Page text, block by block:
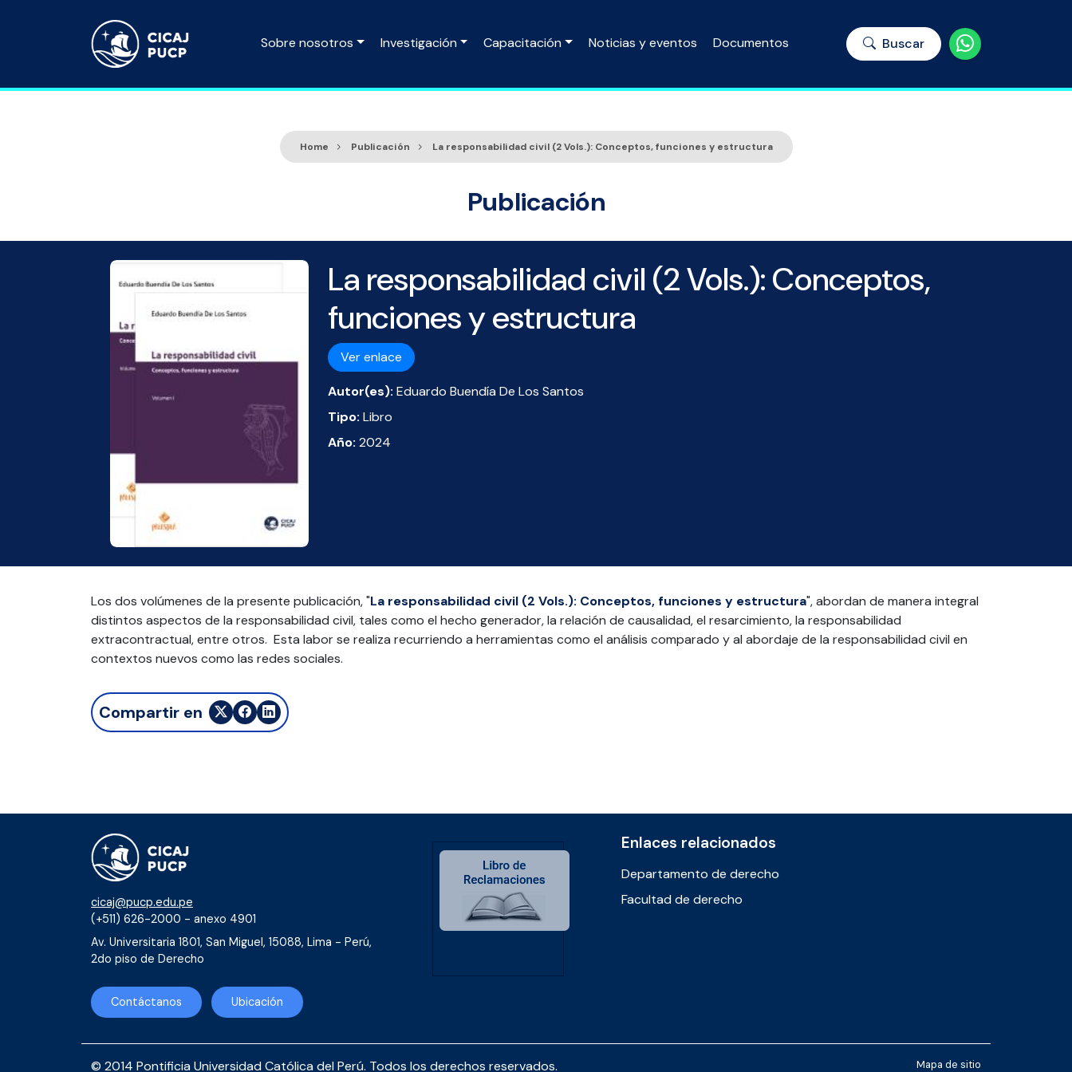
Sobre nosotros Investigación Capacitación Noticias y eventos Documentos Buscar
Home Publicación La responsabilidad civil (2 Vols.): Conceptos, funciones y estructura
Publicación
La responsabilidad civil (2 Vols.): Conceptos,
funciones y estructura
Ver enlace
Autor(es): Eduardo Buendía De Los Santos
Tipo: Libro
Año: 2024
Los dos volúmenes de la presente publicación, "La responsabilidad civil (2 Vols.): Conceptos, funciones y estructura", abordan de manera integral
distintos aspectos de la responsabilidad civil, tales como el hecho generador, la relación de causalidad, el resarcimiento, la responsabilidad
extracontractual, entre otros. Esta labor se realiza recurriendo a herramientas como el análisis comparado y al abordaje de la responsabilidad civil en
contextos nuevos como las redes sociales.
Compartir en
cicaj@pucp.edu.pe
(+511) 626-2000 - anexo 4901
Av. Universitaria 1801, San Miguel, 15088, Lima - Perú,
2do piso de Derecho
Contáctanos Ubicación
Enlaces relacionados
Departamento de derecho
Facultad de derecho
© 2014 Pontificia Universidad Católica del Perú. Todos los derechos reservados. Mapa de sitio